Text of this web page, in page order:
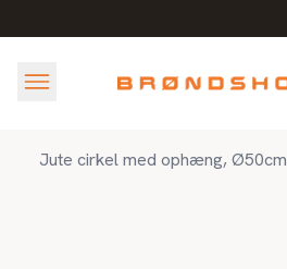
Jute cirkel med ophæng, Ø50cm